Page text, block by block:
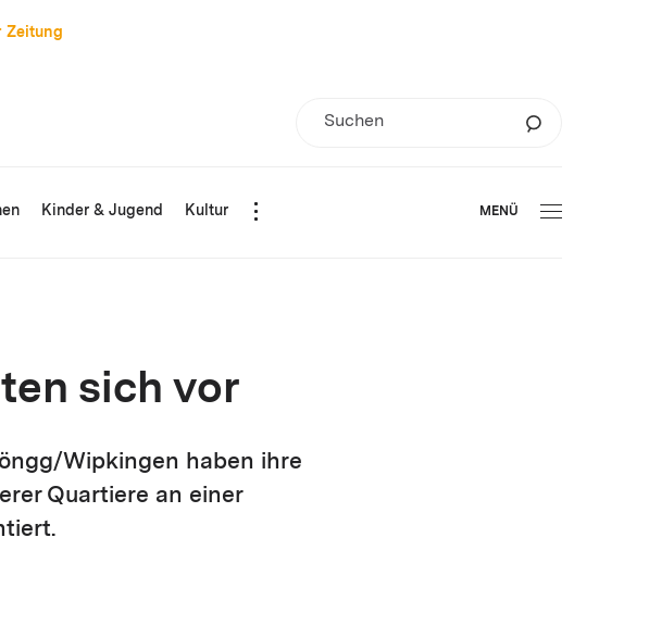
Zeitung
Kinder & Jugend Kultur MENÜ
sich vor
Wipkingen haben ihre
Quartiere an einer